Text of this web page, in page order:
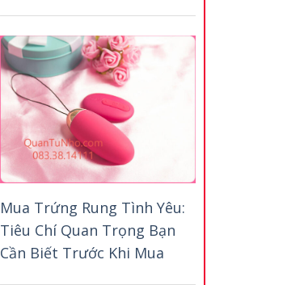
Mua Trứng Rung Tình Yêu:
Tiêu Chí Quan Trọng Bạn
Cần Biết Trước Khi Mua